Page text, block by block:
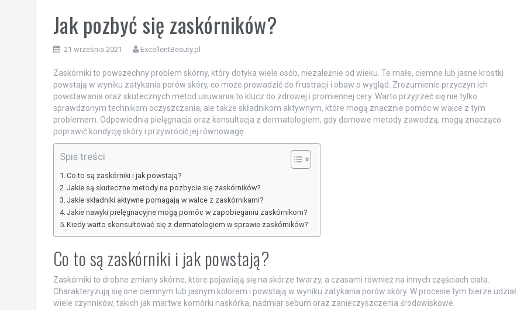
Jak pozbyć się zaskórników?
21 września 2021 ExcellentBeauty.pl
Zaskórniki to powszechny problem skórny, który dotyka wiele osób, niezależnie od wieku. Te małe, ciemne lub jasne krostki
powstają w wyniku zatykania porów skóry, co może prowadzić do frustracji i obaw o wygląd. Zrozumienie przyczyn ich
powstawania oraz skutecznych metod usuwania to klucz do zdrowej i promiennej cery. Warto przyjrzeć się nie tylko
sprawdzonym technikom oczyszczania, ale także składnikom aktywnym, które mogą znacznie pomóc w walce z tym
problemem. Odpowiednia pielęgnacja oraz konsultacja z dermatologiem, gdy domowe metody zawodzą, mogą znacząco
poprawić kondycję skóry i przywrócić jej równowagę.
Spis treści
Co to są zaskórniki i jak powstają?
Jakie są skuteczne metody na pozbycie się zaskórników?
Jakie składniki aktywne pomagają w walce z zaskórnikami?
Jakie nawyki pielęgnacyjne mogą pomóc w zapobieganiu zaskórnikom?
Kiedy warto skonsultować się z dermatologiem w sprawie zaskórników?
Co to są zaskórniki i jak powstają?
Zaskórniki to drobne zmiany skórne, które pojawiają się na skórze twarzy, a czasami również na innych częściach ciała.
Charakteryzują się one ciemnym lub jasnym kolorem i powstają w wyniku zatykania porów skóry. W procesie tym bierze udział
wiele czynników, takich jak martwe komórki naskórka, nadmiar sebum oraz zanieczyszczenia środowiskowe.